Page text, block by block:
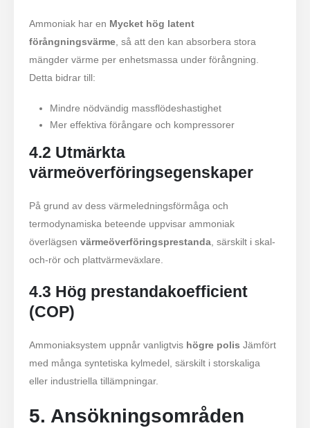
Ammoniak har en Mycket hög latent
förångningsvärme , så att den kan absorbera stora
mängder värme per enhetsmassa under förångning.
Detta bidrar till:
Mindre nödvändig massflödeshastighet
Mer effektiva förångare och kompressorer
4.2 Utmärkta
värmeöverföringsegenskaper
På grund av dess värmeledningsförmåga och
termodynamiska beteende uppvisar ammoniak
överlägsenvärmeöverföringsprestanda, särskilt i skal-
och-rör och plattvärmeväxlare.
4.3 Hög prestandakoefficient
(COP)
Ammoniaksystem uppnår vanligtvis högre polis Jämfört
med många syntetiska kylmedel, särskilt i storskaliga
eller industriella tillämpningar.
5. Ansökningsområden